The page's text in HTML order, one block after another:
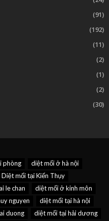
(91)
(192)
(11)
(2)
(1)
(2)
(30)
phòng
diệt mối ở hà nội
Diệt mối tại Kiến Thụy
le chan
diệt mối ở kinh môn
nguyen
diệt mối tại hà nội
duong
diệt mối tại hải dương